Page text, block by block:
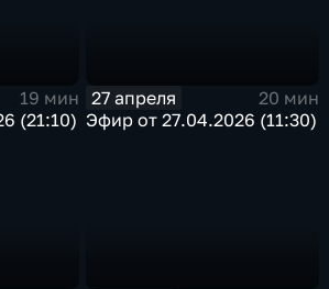
19 мин
(21:10)
27 апреля
20 мин
Эфир от 27.04.2026 (11:30)